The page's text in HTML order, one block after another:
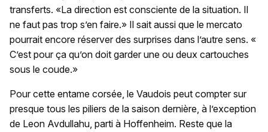
transferts. «La direction est consciente de la situation. Il
ne faut pas trop s’en faire.» Il sait aussi que le mercato
pourrait encore réserver des surprises dans l’autre sens. «
C’est pour ça qu’on doit garder une ou deux cartouches
sous le coude.»
Pour cette entame corsée, le Vaudois peut compter sur
presque tous les piliers de la saison dernière, à l’exception
de Leon Avdullahu, parti à Hoffenheim. Reste que la